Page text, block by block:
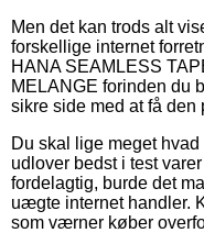
Men det kan trods alt
forskellige internet
HANA SEAMLESS
MELANGE forinden du
sikre side med at få den
Du skal lige meget
udlover bedst i test
fordelagtig, burde det
uægte internet handler.
som værner køber